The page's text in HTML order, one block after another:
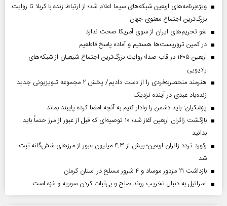
ویژه‌برنامه‌های اربعین شبکه‌های سیما اعلام شد؛ از ارتباط زنده با کربلا تا روایت
بزرگ‌ترین اجتماع معنوی جهان
لغو تحریم‌های ایران از سوی آمریکا صحت ندارد
در کمین تروریست‌ها هستیم و آماده پاسخ قاطعیم
اربعین ۱۴۰۵ در قاب صدا؛ روایت بزرگ‌ترین اجتماع شیعیان از شبکه‌های
رادیویی
هنرمند منحصر‌به‌فردی را از دست دادیم/ پخش ۲ مجموعه تلویزیونی جدید
زنده‌یاد عبدی در آینده نزدیک
پزشکیان: باید دشمن را وادار کنیم به آنچه امضا کرده پایبند بماند
بازگشت زائران اربعین آغاز شد؛ ۱۰ توصیه‌ای که قبل از عبور از مرز حتماً باید
بدانید
رکورد تردد زائران اربعین؛ بیش از ۴.۳ میلیون عبور از مرزهای شش‌گانه ثبت
شد
بازداشت ۲۱ مزدور موساد و ۴ شرور مسلح در استان کرمان
اسرائیل به دنبال تخریب روند صلح و بی‌ثبات کردن سوریه و غزه است